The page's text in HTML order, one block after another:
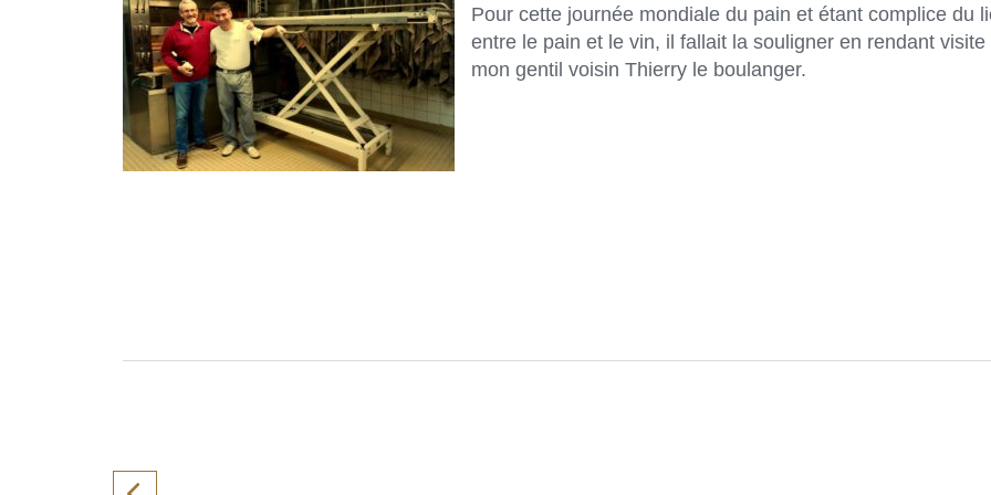
Pour cette journée mondiale du pain et étant complice du
entre le pain et le vin, il fallait la souligner en rendant visite
mon gentil voisin Thierry le boulanger.